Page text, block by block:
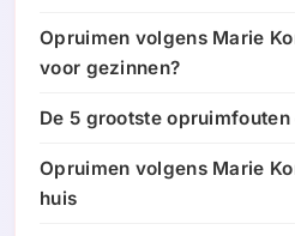
Opruimen volgens Marie
voor gezinnen?
De 5 grootste
Opruimen volgens Marie
huis